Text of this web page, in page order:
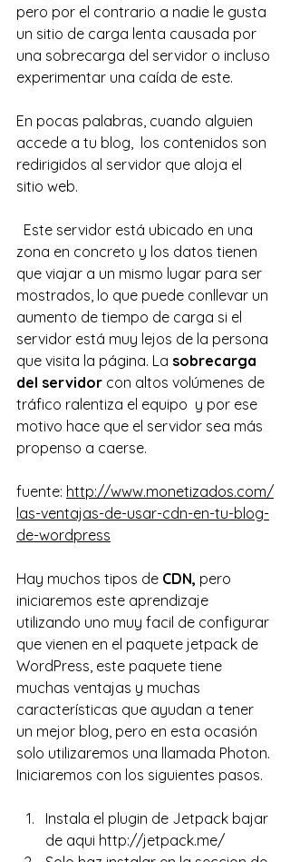
pero por el contrario a nadie le gusta
un sitio de carga lenta causada por
una sobrecarga del servidor o incluso
experimentar una caída de este.
En pocas palabras, cuando alguien
accede a tu blog,  los contenidos son
redirigidos al servidor que aloja el
sitio web.
zona en concreto y los datos tienen
que viajar a un mismo lugar para ser
mostrados, lo que puede conllevar un
aumento de tiempo de carga si el
servidor está muy lejos de la persona
que visita la página. La sobrecarga
del servidor con altos volúmenes de
tráfico ralentiza el equipo  y por ese
motivo hace que el servidor sea más
propenso a caerse.
fuente: http://www.monetizados.com/
las-ventajas-de-usar-cdn-en-tu-blog-
de-wordpress
Hay muchos tipos de CDN, pero
iniciaremos este aprendizaje
utilizando uno muy facil de configurar
que vienen en el paquete jetpack de
WordPress, este paquete tiene
muchas ventajas y muchas
características que ayudan a tener
un mejor blog, pero en esta ocasión
solo utilizaremos una llamada Photon.
Iniciaremos con los siguientes pasos.
Instala el plugin de Jetpack bajar
de aqui http://jetpack.me/